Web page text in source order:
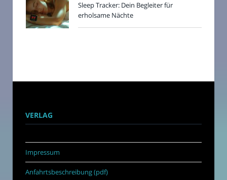
Sleep Tracker: Dein Begleiter für
erholsame Nächte
VERLAG
Impressum
Anfahrtsbeschreibung (pdf)